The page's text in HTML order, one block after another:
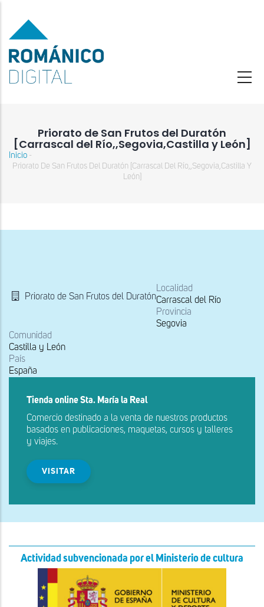
contenido
principal
Priorato de San Frutos del Duratón
[Carrascal del Río,,Segovia,Castilla y León]
Sobrescribir
a
Inicio -
Priorato De San Frutos Del Duratón [Carrascal Del Río,,Segovia,Castilla Y
León]
Priorato de San Frutos del Duratón
Localidad
Carrascal del Río
Provincia
Segovia
Comunidad
Castilla y León
País
España
Tienda online Sta. María la Real
Comercio destinado a la venta de nuestros productos
basados en publicaciones, maquetas, cursos y talleres
y viajes.
VISITAR
Actividad subvencionada por el Ministerio de cultura